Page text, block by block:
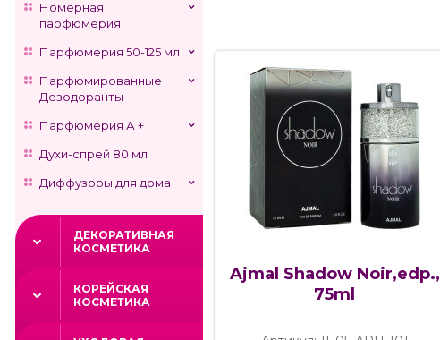
Номерная
парфюмерия
Парфюмерия 50-125 мл
Парфюмированные
Дезодоранты
Парфюмерия А +
Духи-спрей 80 мл
Диффузоры для дома
ДЕКОРАТИВНАЯ
КОСМЕТИКА
КОРЕЙСКАЯ
КОСМЕТИКА
Ajmal Shadow Noir,edp.,
75ml